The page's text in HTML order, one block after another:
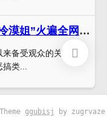
日本综艺“恶搞冷漠姐”火遍全网，究竟是谁？
备受观众的关注，其
搞类...
ggubisj by zugrvaze